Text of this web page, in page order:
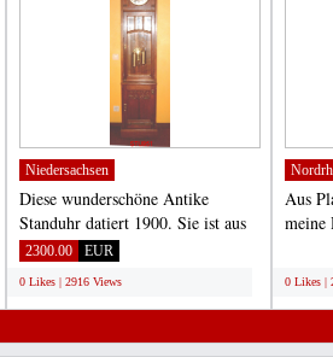
Niedersachsen
Diese wunderschöne Antike
Standuhr datiert 1900. Sie ist aus
massiver Eiche gefertigt....
2300.00 EUR
0 Likes | 2916 Views
Aus
meine
0 Likes |